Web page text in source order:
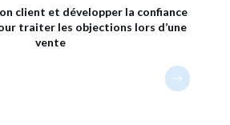
client et développer la confiance
traiter les objections lors d’une
vente